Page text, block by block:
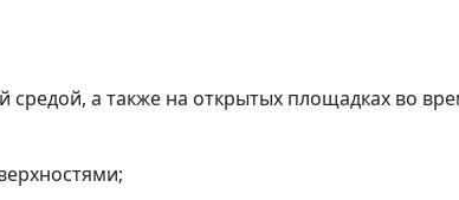
а также на открытых площадках во